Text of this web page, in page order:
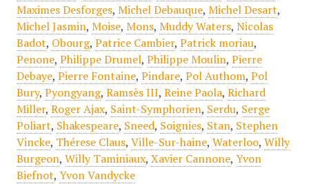
Maximes Desforges, Michel Debauque, Michel Desart,
Michel Jasmin, Moise, Mons, Muddy Waters, Nicolas
Badot, Obourg, Patrice Cambier, Patrick moriau,
Penone, Philippe Drumel, Philippe Moulin, Pierre
Debaye, Pierre Fontaine, Pindare, Pol Authom, Pol
Bury, Pyongyang, Ramsès III, Reine Paola, Richard
Miller, Roger Ajax, Saint-Symphorien, Serdu, Serge
Poliart, Shakespeare, Sneed, Soignies, Stan, Stephen
Vincke, Thérese Claus, Ville-Sur-haine, Waterloo, Willy
Burgeon, Willy Taminiaux, Xavier Cannone, Yvon
Biefnot, Yvon Vandycke